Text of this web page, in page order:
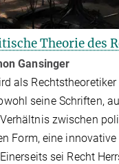
Theorie des
Gansinger
als
seine Schriften,
zwischen
Form, eine
sei Recht